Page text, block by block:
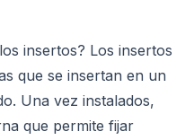
insertos? Los insertos
que se insertan en un
Una vez instalados,
que permite fijar